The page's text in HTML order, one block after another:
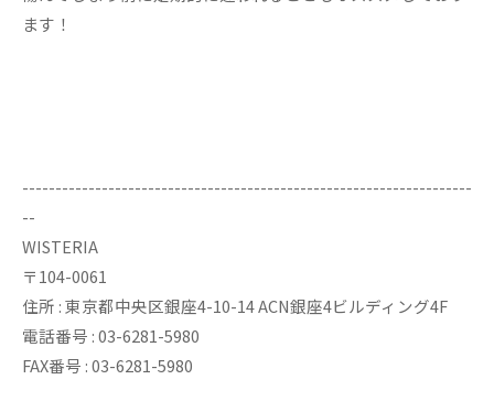
ます！
--------------------------------------------------------------------
--
WISTERIA
〒104-0061
住所 : 東京都中央区銀座4-10-14 ACN銀座4ビルディング4F
電話番号 : 03-6281-5980
FAX番号 : 03-6281-5980